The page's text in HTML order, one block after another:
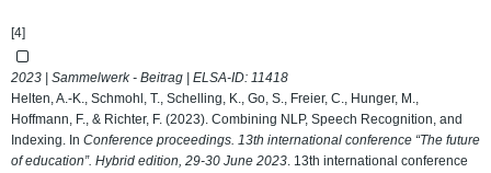
[4]
2023 | Sammelwerk - Beitrag | ELSA-ID: 11418
Helten, A.-K., Schmohl, T., Schelling, K., Go, S., Freier, C., Hunger, M.,
Hoffmann, F., & Richter, F. (2023). Combining NLP, Speech Recognition, and
Indexing. In Conference proceedings. 13th international conference “The future
of education”. Hybrid edition, 29-30 June 2023. 13th international conference